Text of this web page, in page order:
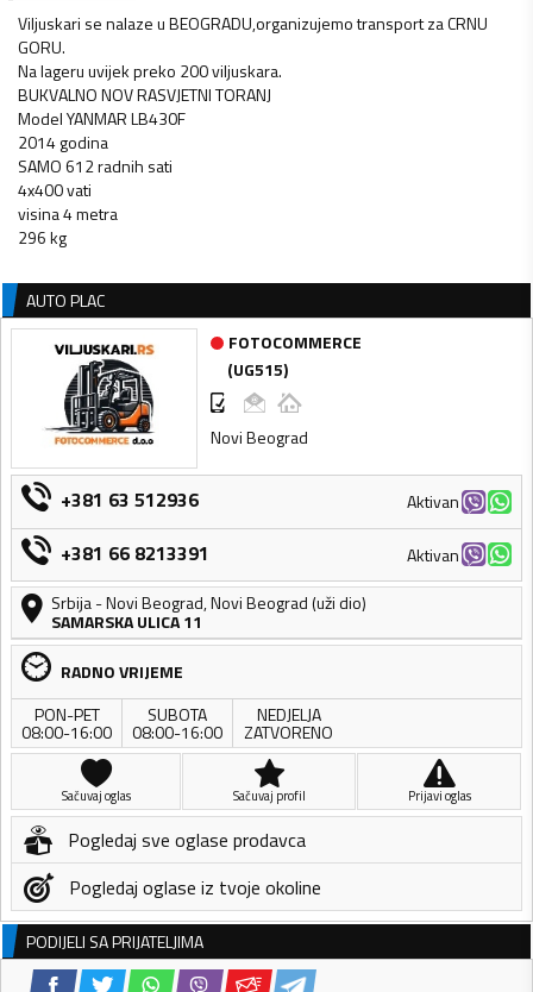
Viljuskari se nalaze u BEOGRADU,organizujemo transport za CRNU
GORU.
Na lageru uvijek preko 200 viljuskara.
BUKVALNO NOV RASVJETNI TORANJ
Model YANMAR LB430F
2014 godina
SAMO 612 radnih sati
4x400 vati
visina 4 metra
296 kg
AUTO PLAC
FOTOCOMMERCE
(UG515)
Novi Beograd
+381 63 512936 Aktivan
+381 66 8213391
Aktivan
Srbija-Novi Beograd,Novi Beograd (uži dio)
SAMARSKA ULICA 11
RADNO VRIJEME
PON-PET
08:00-16:00
SUBOTA
08:00-16:00
NEDJELJA
ZATVORENO
Sačuvaj oglas Sačuvaj profil Prijavi oglas
Pogledaj sve oglase prodavca
Pogledaj oglase iz tvoje okoline
PODIJELI SA PRIJATELJIMA